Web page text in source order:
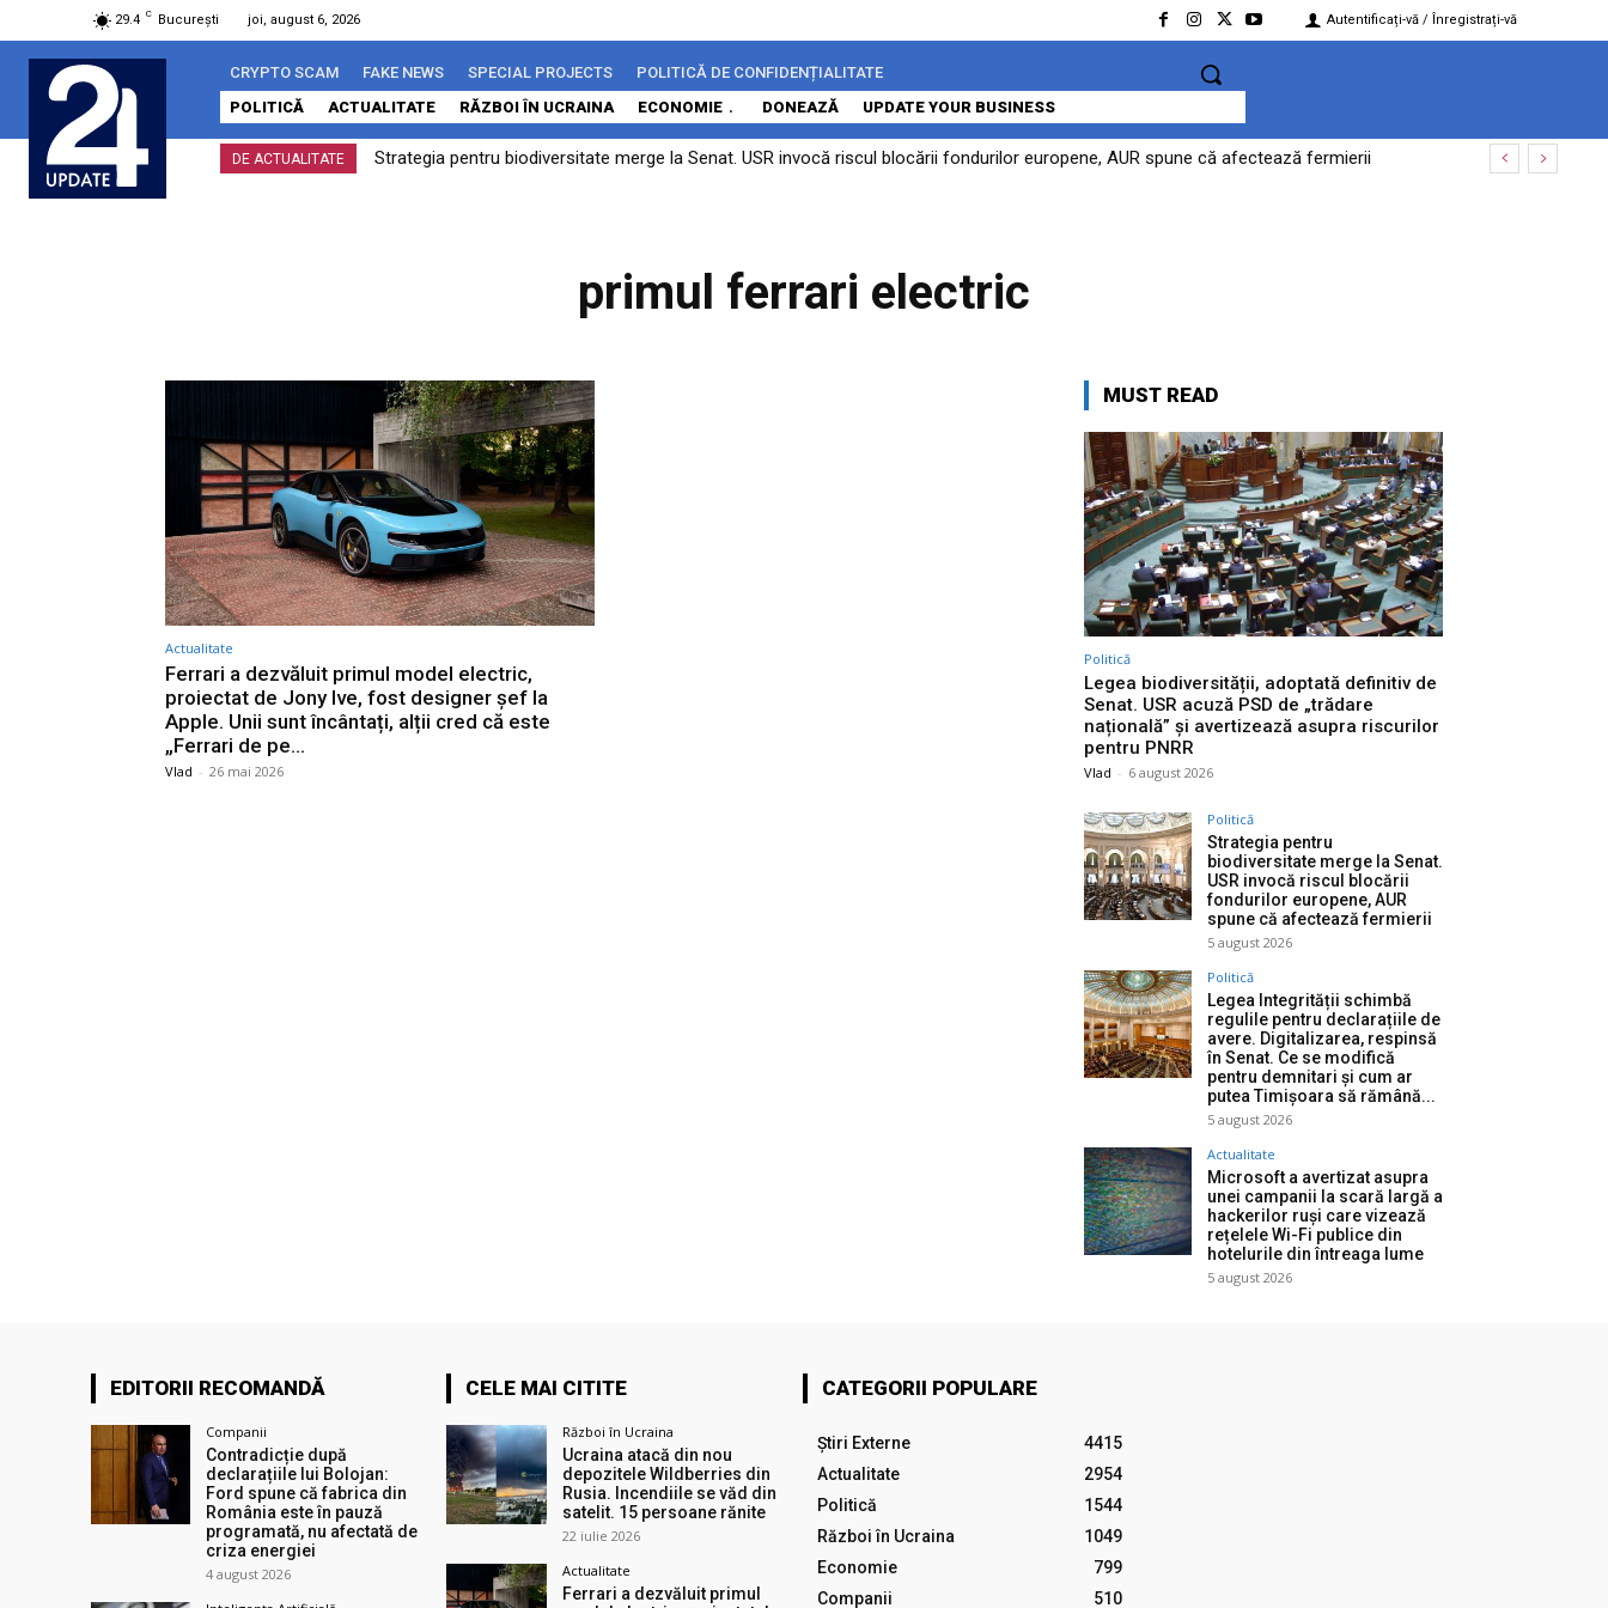
29.4 C București joi, august 6, 2026 Autentificați-vă / Înregistrați-vă
CRYPTO SCAM FAKE NEWS SPECIAL PROJECTS
POLITICĂ DE CONFIDENȚIALITATE
POLITICĂ
ACTUALITATE RĂZBOI ÎN UCRAINA ECONOMIE DONEAZĂ UPDATE YOUR BUSINESS
DE ACTUALITATE Strategia pentru biodiversitate merge la Senat. USR invocă riscul blocării fondurilor europene, AUR spune că afectează fermierii
primul ferrari electric
Actualitate
Ferrari a dezvăluit primul model electric,
proiectat de Jony Ive, fost designer șef la
Apple. Unii sunt încântați, alții cred că este
„Ferrari de pe...
Vlad - 26 mai 2026
MUST READ
Politică
Legea biodiversității, adoptată definitiv de
Senat. USR acuză PSD de „trădare
națională” și avertizează asupra riscurilor
pentru PNRR
Vlad - 6 august 2026
Politică
Strategia pentru
biodiversitate merge la Senat.
USR invocă riscul blocării
fondurilor europene, AUR
spune că afectează fermierii
5 august 2026
Politică
Legea Integrității schimbă
regulile pentru declarațiile de
avere. Digitalizarea, respinsă
în Senat. Ce se modifică
pentru demnitari și cum ar
putea Timișoara să rămână...
5 august 2026
Actualitate
Microsoft a avertizat asupra
unei campanii la scară largă a
hackerilor ruși care vizează
rețelele Wi-Fi publice din
hotelurile din întreaga lume
5 august 2026
EDITORII RECOMANDĂ
Companii
Contradicție după
declarațiile lui Bolojan:
Ford spune că fabrica din
România este în pauză
programată, nu afectată de
criza energiei
4 august 2026
CELE MAI CITITE
Război în Ucraina
Ucraina atacă din nou
depozitele Wildberries din
Rusia. Incendiile se văd din
satelit. 15 persoane rănite
22 iulie 2026
Actualitate
Ferrari a dezvăluit primul
CATEGORII POPULARE
Știri Externe
4415
Actualitate
2954
Politică
1544
Război în Ucraina
1049
Economie
799
Companii
510